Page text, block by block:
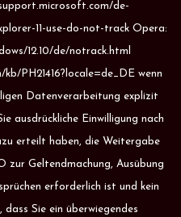
de-
11-use-do-not-track Opera:
12.10/de/notrack.html
PH21416?locale=de_DE wenn
Datenverarbeitung explizit
ausdrückliche Einwilligung nach
erteilt haben, die Weitergabe
zur Geltendmachung, Ausübung
erforderlich ist und kein
Sie ein überwiegendes